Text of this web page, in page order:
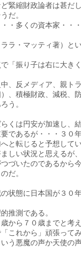
緊縮財政論者は甚だ
だ。
・多くの資本家・・
ラ・マッティ著）と
「振り子は右に大き
、反メディア、親ト
、積極財政、減税、
う。
くは円安が加速し、
であるが・・・３０
と転じると予想して
しい状況と思えるが
づいたのであるから
だ。
状態に日本国が３０
推測である。
から７０歳までと考
これから」頑張って
う悪魔の声か天使の